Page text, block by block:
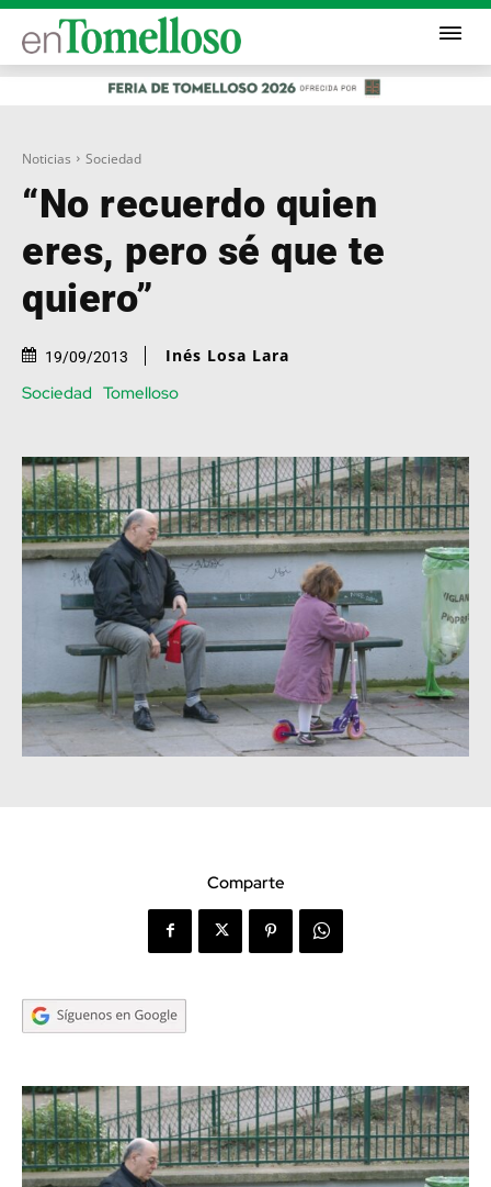
Noticias Sociedad
“No recuerdo quien
eres, pero sé que te
quiero”
19/09/2013 Inés Losa Lara
Sociedad Tomelloso
Comparte